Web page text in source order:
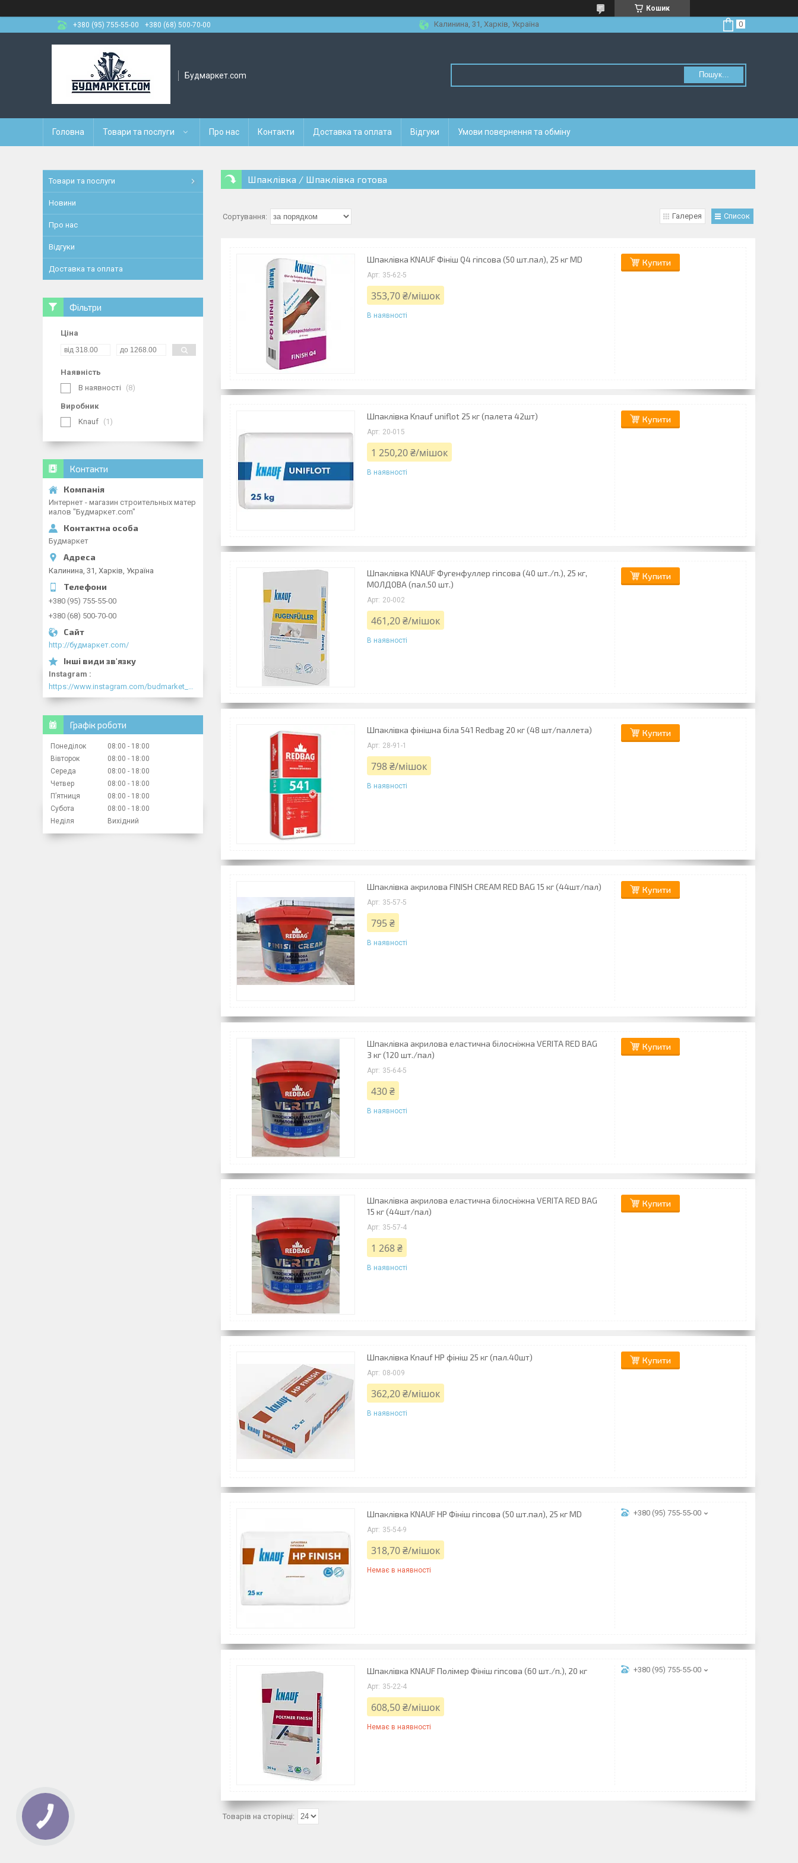
Кошик
+380 (95) 755-55-00
+380 (68) 500-70-00 Калинина, 31, Харків, Україна
Будмаркет.com Пошук...
Головна Товари та послуги Про нас Контакти Доставка та оплата Відгуки Умови повернення та обміну
Шпаклівка / Шпаклівка готова
Галерея Список
Шпаклівка KNAUF Фініш Q4 гіпсова (50 шт.пал), 25 кг MD
35-62-5
353,70 ₴/мішок
В наявності
Купити
Шпаклівка Knauf uniflot 25 кг (палета 42шт)
20-015
1 250,20 ₴/мішок
В наявності
Купити
Шпаклівка KNAUF Фугенфуллер гіпсова (40 шт./п.), 25 кг,
МОЛДОВА (пал.50 шт.)
20-002
461,20 ₴/мішок
В наявності
Купити
Шпаклівка фінішна біла 541 Redbag 20 кг (48 шт/паллета)
28-91-1
798 ₴/мішок
В наявності
Купити
Шпаклівка акрилова FINISH CREAM RED BAG 15 кг (44шт/пал)
35-57-5
795 ₴
В наявності
Купити
Шпаклівка акрилова еластична білосніжна VERITA RED BAG
3 кг (120 шт./пал)
35-64-5
430 ₴
В наявності
Купити
Шпаклівка акрилова еластична білосніжна VERITA RED BAG
15 кг (44шт/пал)
35-57-4
1 268 ₴
В наявності
Купити
Шпаклівка Knauf НР фініш 25 кг (пал.40шт)
08-009
362,20 ₴/мішок
В наявності
Купити
Шпаклівка KNAUF НР Фініш гіпсова (50 шт.пал), 25 кг MD
35-54-9
318,70 ₴/мішок
Немає в наявності
+380 (95) 755-55-00
Шпаклівка KNAUF Полімер Фініш гіпсова (60 шт./п.), 20 кг
35-22-4
608,50 ₴/мішок
Немає в наявності
+380 (95) 755-55-00
Товари та послуги
Новини
Про нас
Відгуки
Доставка та оплата
Фільтри
Ціна
Наявність
В наявності
8
Виробник
Knauf
1
Контакти
Интернет - магазин строительных матер
иалов "Будмаркет.com"
Будмаркет
Калинина, 31, Харків, Україна
+380 (95) 755-55-00
+380 (68) 500-70-00
http://будмаркет.com/
Instagram
Графік роботи
Понеділок 08:00
18:00
Вівторок
08:00
18:00
Середа
08:00
18:00
Четвер
08:00
18:00
Пʼятниця
08:00
18:00
Субота
08:00
18:00
Неділя
Вихідний